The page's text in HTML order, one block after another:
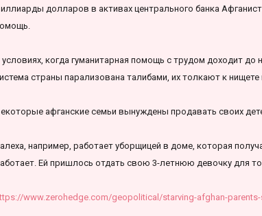
долларов в активах центрального банка
условиях, когда гуманитарная помощь с трудом доходит
страны парализована талибами, их толкают к нищете
афганские семьи вынуждены продавать своих
например, работает уборщицей в доме, которая
Ей пришлось отдать свою 3-летнюю девочку для
www.zerohedge.com/geopolitical/starving-afghan-parents-